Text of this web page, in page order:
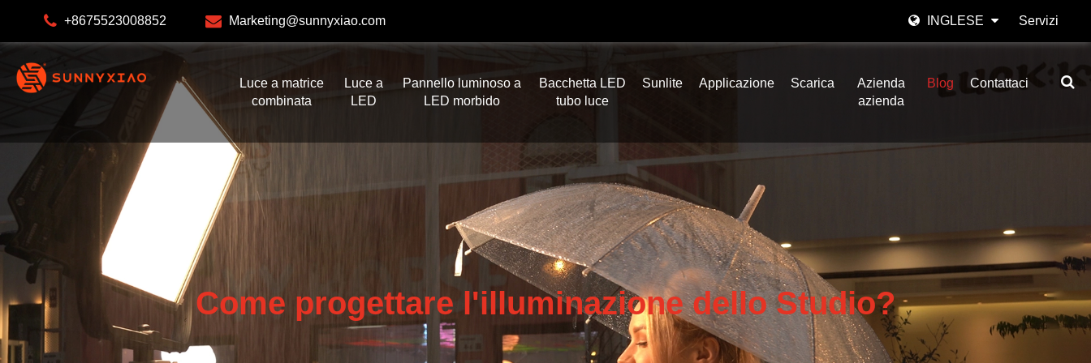
+8675523008852 Marketing@sunnyxiao.com Servizi
INGLESE
日本語
العربية
Luce a matrice
combinata
Luce a
LED
Pannello luminoso a
LED morbido
Bacchetta LED
tubo luce
Sunlite Applicazione Scarica
Azienda
azienda
Blog Contattaci
Come progettare l'illuminazione dello Studio?